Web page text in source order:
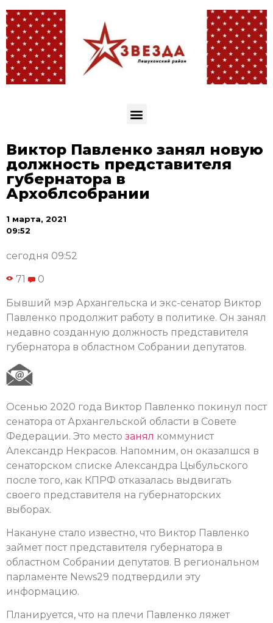
Виктор Павленко занял новую
должность представителя
губернатора в
Архоблсобрании
1 марта, 2021
09:52
сегодня 09:52
71 0
Бывший мэр Архангельска и экс-сенатор Виктор
Павленко продолжит работу в политике. Он занял
недавно созданную должность представителя
губернатора в областном Собрании депутатов.
Осенью 2020 года Виктор Павленко покинул пост
сенатора от Архангельской области в Совете
Федерации. Это место занял коммунист
Александр Некрасов. Напомним, он оказалшся в
сенаторском списке Александра Цыбульского
после того, как КПРФ отказалась выдвигать
своего представителя на губернаторских
выборах.
Накануне стало известно, что Виктор Павленко
займет пост представителя губернатора в
областном Собрании депутатов. В региональном
парламенте News29 подтвердили эту
информацию.
Планируется, что на плечи Павленко ляжет